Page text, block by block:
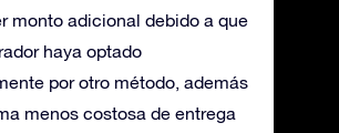
monto adicional debido a que
haya optado
por otro método, además
menos costosa de entrega